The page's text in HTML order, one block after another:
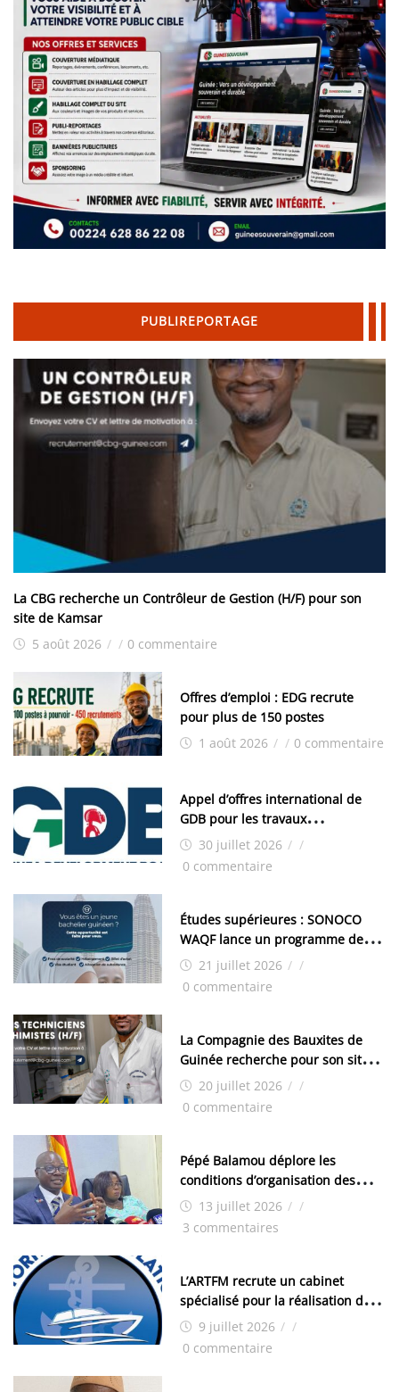
PUBLIREPORTAGE
La CBG recherche un Contrôleur de Gestion (H/F) pour son
site de Kamsar
5 août 2026 / / 0 commentaire
Offres d’emploi : EDG recrute
pour plus de 150 postes
1 août 2026 / / 0 commentaire
Appel d’offres international de
GDB pour les travaux
d’aménagement de la zone
industrielle de FANDJE (PAZIF)
30 juillet 2026 / /
0 commentaire
Études supérieures : SONOCO
WAQF lance un programme de
bourses pour la Malaisie
21 juillet 2026 / /
0 commentaire
La Compagnie des Bauxites de
Guinée recherche pour son site
de Kamsar des techniciens
chimistes (H/F)
20 juillet 2026 / /
0 commentaire
Pépé Balamou déplore les
conditions d’organisation des
examens nationaux : « Si ce sont
les élections, on trouve tous les
13 juillet 2026 / /
3 commentaires
L’ARTFM recrute un cabinet
spécialisé pour la réalisation des
études techniques
9 juillet 2026 / /
0 commentaire